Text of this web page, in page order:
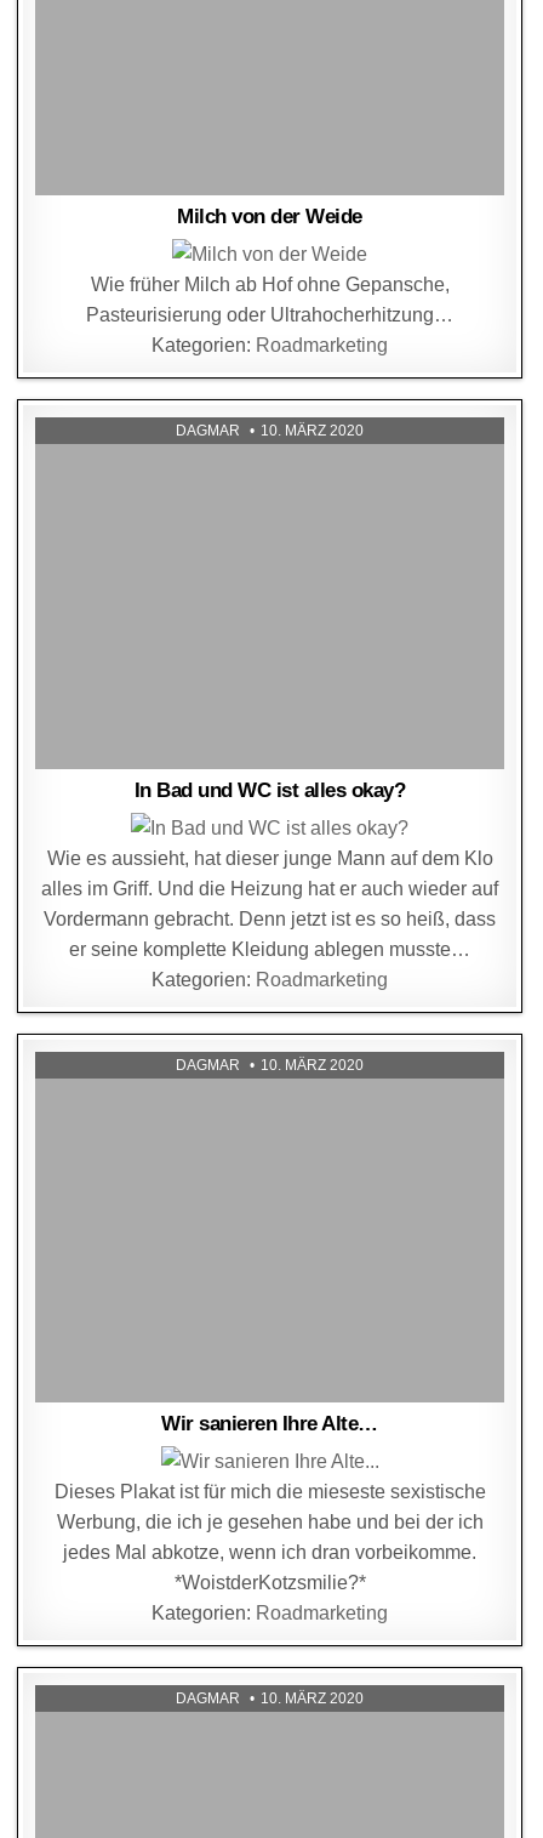
Milch von der Weide
Wie früher Milch ab Hof ohne Gepansche,
Pasteurisierung oder Ultrahocherhitzung…
Kategorien: Roadmarketing
DAGMAR 10. MÄRZ 2020
In Bad und WC ist alles okay?
Wie es aussieht, hat dieser junge Mann auf dem Klo
alles im Griff. Und die Heizung hat er auch wieder auf
Vordermann gebracht. Denn jetzt ist es so heiß, dass
er seine komplette Kleidung ablegen musste…
Kategorien: Roadmarketing
DAGMAR 10. MÄRZ 2020
Wir sanieren Ihre Alte…
Dieses Plakat ist für mich die mieseste sexistische
Werbung, die ich je gesehen habe und bei der ich
jedes Mal abkotze, wenn ich dran vorbeikomme.
*WoistderKotzsmilie?*
Kategorien: Roadmarketing
DAGMAR 10. MÄRZ 2020